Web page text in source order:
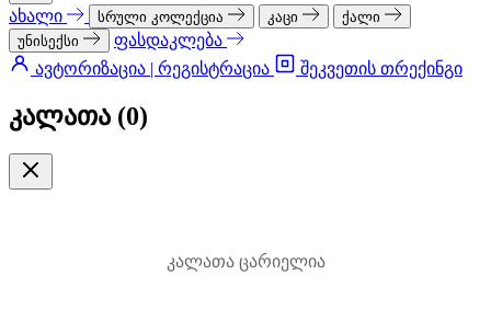
ახალი სრული კოლექცია კაცი
ქალი
უნისექსი
ფასდაკლება
ავტორიზაცია | რეგისტრაცია
შეკვეთის თრექინგი
კალათა (0)
კალათა ცარიელია